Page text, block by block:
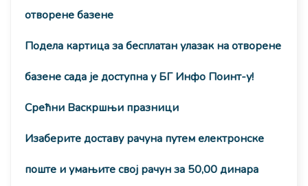
отворене базене
Подела картица за бесплатан улазак на отворене
базене сада је доступна у БГ Инфо Поинт-у!
Срећни Васкршњи празници
Изаберите доставу рачуна путем електронске
поште и умањите свој рачун за 50,00 динара